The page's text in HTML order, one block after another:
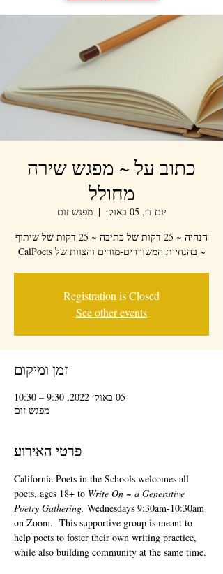
כתוב על ~ מפגש שירה
מחולל
יום ד׳, 05 באוק׳
  |
מפגש זום
הנחיה ~ 25 דקות של כתיבה ~ 25 דקות של שיתוף
~ בהנחיית המשוררים-מורים והצוות של CalPoets
Registration is Closed
See other events
זמן ומיקום
05 באוק׳ 2022, 9:30 – 10:30
מפגש זום
פרטי האירוע
California Poets in the Schools welcomes all
poets, ages 18+ to Write On ~ a Generative
Poetry Gathering, Wednesdays 9:30am-10:30am
on Zoom.  This supportive group is meant to
help poets to foster their own writing practice,
while also building community at the same time.